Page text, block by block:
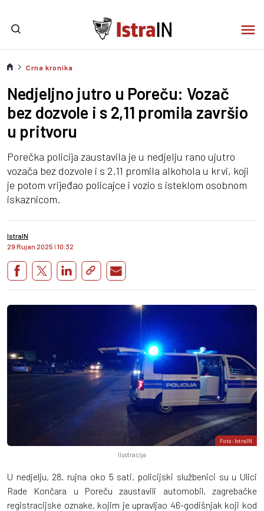
Crna kronika
Nedjeljno jutro u Poreču: Vozač
bez dozvole i s 2,11 promila završio
u pritvoru
Porečka policija zaustavila je u nedjelju rano ujutro
vozača bez dozvole i s 2,11 promila alkohola u krvi, koji
je potom vrijeđao policajce i vozio s isteklom osobnom
iskaznicom.
IstraIN
29 Rujan 2025 I 10:32
Foto: IstraIN
Ilustracija
U nedjelju, 28. rujna oko 5 sati, policijski službenici su u Ulici
Rade Končara u Poreču zaustavili automobil, zagrebačke
registracijske oznake, kojim je upravljao 46-godišnjak koji kod